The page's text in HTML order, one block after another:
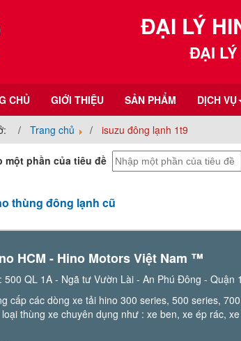
ĐẠI LÝ
ĐẠI LÝ
CHỦ GIỚI THIỆU SẢN PHẨM DỊCH VỤ
Trang chủ isuzu đông lạnh 1t9
một phần của tiêu đề
thùng đông lạnh cũ
HCM - Hino Motors Việt Nam ™️
500 QL 1A - Ngã tư Vườn Lài - An Phú Đông - Quận
cấp các dòng xe tải hino 300 series, 500 series,
thùng xe chuyên dụng như : xe ben, xe ép rác,